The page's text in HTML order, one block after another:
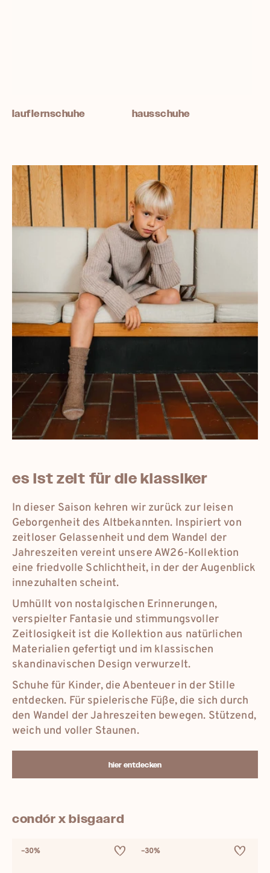
deutschland
france eur
lauflernschuhe hausschuhe
es ist zeit für die klassiker
In dieser Saison kehren wir zurück zur leisen
Geborgenheit des Altbekannten. Inspiriert von
zeitloser Gelassenheit und dem Wandel der
Jahreszeiten vereint unsere AW26-Kollektion
eine friedvolle Schlichtheit, in der der Augenblick
innezuhalten scheint.
Umhüllt von nostalgischen Erinnerungen,
verspielter Fantasie und stimmungsvoller
Zeitlosigkeit ist die Kollektion aus natürlichen
Materialien gefertigt und im klassischen
skandinavischen Design verwurzelt.
Schuhe für Kinder, die Abenteuer in der Stille
entdecken. Für spielerische Füße, die sich durch
den Wandel der Jahreszeiten bewegen. Stützend,
weich und voller Staunen.
hier entdecken
condór x bisgaard
–30% –30%